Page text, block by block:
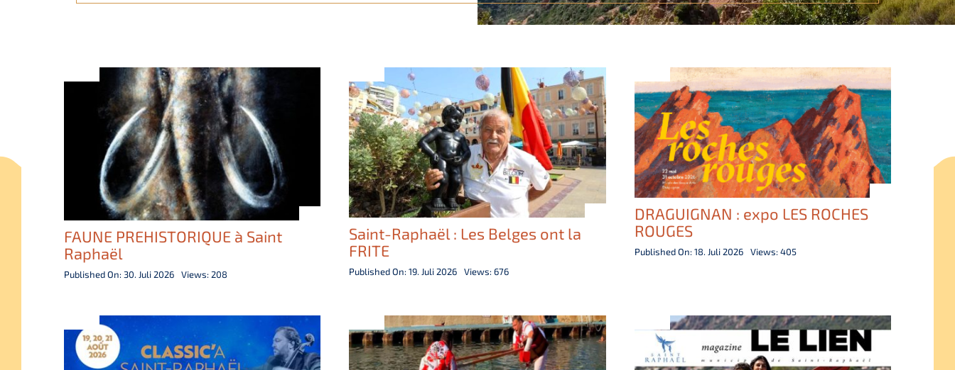
FAUNE PREHISTORIQUE à Saint
Raphaël
Published On: 30. Juli 2026 Views: 208
Saint-Raphaël : Les Belges ont la
FRITE
Published On: 19. Juli 2026 Views: 676
DRAGUIGNAN : expo LES ROCHES
ROUGES
Published On: 18. Juli 2026 Views: 405